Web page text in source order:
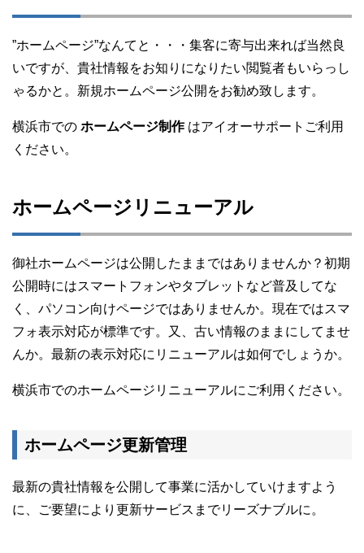
”ホームページ”なんてと・・・集客に寄与出来れば当然良
いですが、貴社情報をお知りになりたい閲覧者もいらっし
ゃるかと。新規ホームページ公開をお勧め致します。
横浜市での ホームページ制作 はアイオーサポートご利用
ください。
ホームページリニューアル
御社ホームページは公開したままではありませんか？初期
公開時にはスマートフォンやタブレットなど普及してな
く、パソコン向けページではありませんか。現在ではスマ
フォ表示対応が標準です。又、古い情報のままにしてませ
んか。最新の表示対応にリニューアルは如何でしょうか。
横浜市でのホームページリニューアルにご利用ください。
ホームページ更新管理
最新の貴社情報を公開して事業に活かしていけますよう
に、ご要望により更新サービスまでリーズナブルに。